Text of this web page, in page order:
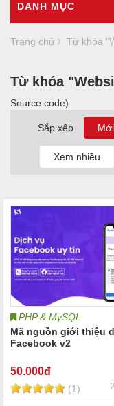
DANH MỤC
Trang chủ Từ khóa
Từ khóa
Source code)
Sắp xếp
PHP & MySQL
Mã nguồn giới thiệu
Facebook v2
50.000đ
(1)